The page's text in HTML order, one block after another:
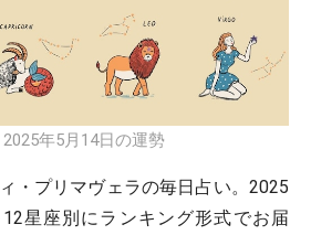
2025年5月14日の運勢
・プリマヴェラの毎日占い。2025
星座別にランキング形式でお届